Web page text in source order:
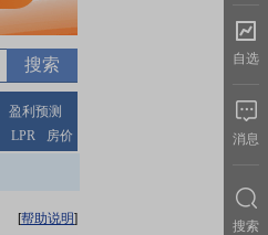
盈利预测
LPR 房价
[帮助说明]
自选
消息
搜索